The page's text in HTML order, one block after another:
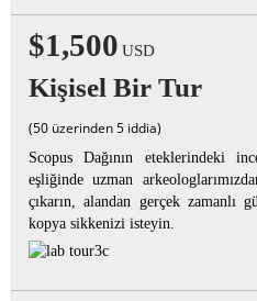
$1,500 USD
Kişisel Bir Tur
(50 üzerinden 5 iddia)
Scopus Dağının eteklerindeki
eşliğinde uzman
çıkarın, alandan gerçek zamanlı
kopya sikkenizi isteyin.